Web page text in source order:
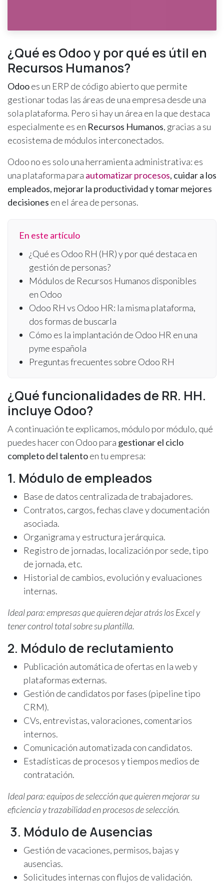
¿Qué es Odoo y por qué es útil en
Recursos Humanos?
Odooes un ERP de código abierto que permite
gestionar todas las áreas de una empresa desde una
sola plataforma. Pero si hay un área en la que destaca
especialmente es en Recursos Humanos, gracias a su
ecosistema de módulos interconectados.
Odoo no es solo una herramienta administrativa: es
una plataforma para automatizar procesos, cuidar a los
empleados, mejorar la productividad y tomar mejores
decisiones en el área de personas.
En este artículo
¿Qué es Odoo RH (HR) y por qué destaca en
gestión de personas?
Módulos de Recursos Humanos disponibles
en Odoo
Odoo RH vs Odoo HR: la misma plataforma,
dos formas de buscarla
Cómo es la implantación de Odoo HR en una
pyme española
Preguntas frecuentes sobre Odoo RH
¿Qué funcionalidades de RR. HH.
incluye Odoo?
A continuación te explicamos, módulo por módulo, qué
puedes hacer con Odoo para gestionar el ciclo
completo del talentoen tu empresa:
1. Módulo de empleados
Base de datos centralizada de trabajadores.
Contratos, cargos, fechas clave y documentación
asociada.
Organigrama y estructura jerárquica.
Registro de jornadas, localización por sede, tipo
de jornada, etc.
Historial de cambios, evolución y evaluaciones
internas.
Ideal para: empresas que quieren dejar atrás los Excel y
tener control total sobre su plantilla.
2. Módulo de reclutamiento
Publicación automática de ofertas en la web y
plataformas externas.
Gestión de candidatos por fases (pipeline tipo
CRM).
CVs, entrevistas, valoraciones, comentarios
internos.
Comunicación automatizada con candidatos.
Estadísticas de procesos y tiempos medios de
contratación.
Ideal para: equipos de selección que quieren mejorar su
eficiencia y trazabilidad en procesos de selección.
3. Módulo de Ausencias
Gestión de vacaciones, permisos, bajas y
ausencias.
Solicitudes internas con flujos de validación.